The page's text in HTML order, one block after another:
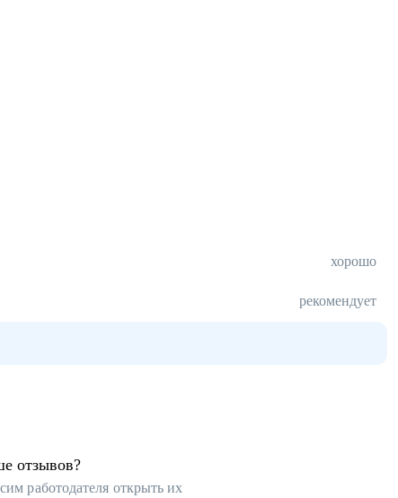
хорошо
рекомендует
отзывов?
работодателя открыть их